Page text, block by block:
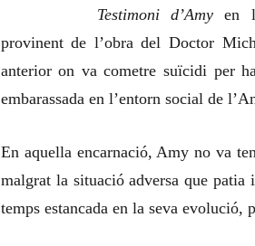
Testimoni d’Amy en
provinent de l’obra del Doctor
anterior on va cometre suïcidi per
embarassada en l’entorn social de
En aquella encarnació, Amy no va
malgrat la situació adversa que
temps estancada en la seva evolució,